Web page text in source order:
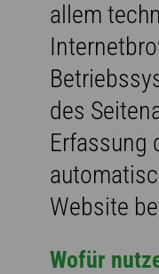
allem
des
Erfassung
Website
Wofür